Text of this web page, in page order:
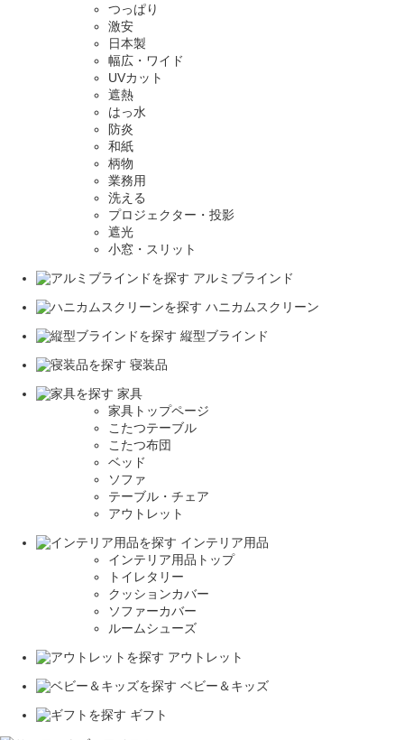
つっぱり
激安
日本製
幅広・ワイド
UVカット
遮熱
はっ水
防炎
和紙
柄物
業務用
洗える
プロジェクター・投影
遮光
小窓・スリット
アルミブラインド
ハニカムスクリーン
縦型ブラインド
寝装品
家具
家具トップページ
こたつテーブル
こたつ布団
ベッド
ソファ
テーブル・チェア
アウトレット
インテリア用品
インテリア用品トップ
トイレタリー
クッションカバー
ソファーカバー
ルームシューズ
アウトレット
ベビー＆キッズ
ギフト